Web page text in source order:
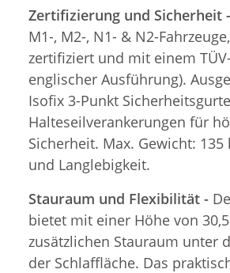
Zertifizierung und Sicherheit -
M1-, M2-, N1- & N2-Fahrzeuge,
zertifiziert und mit einem
englischer Ausführung).
Isofix 3-Punkt
Halteseilverankerungen für
Sicherheit. Max. Gewicht: 135
und Langlebigkeit.
Stauraum und Flexibilität -
bietet mit einer Höhe von
zusätzlichen Stauraum unter
der Schlaffläche. Das